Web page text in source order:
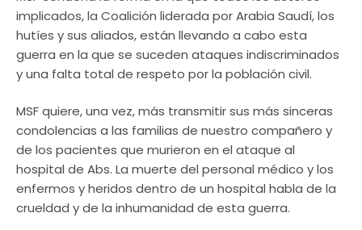
implicados, la Coalición liderada por Arabia Saudí, los
hutíes y sus aliados, están llevando a cabo esta
guerra en la que se suceden ataques indiscriminados
y una falta total de respeto por la población civil.
MSF quiere, una vez, más transmitir sus más sinceras
condolencias a las familias de nuestro compañero y
de los pacientes que murieron en el ataque al
hospital de Abs. La muerte del personal médico y los
enfermos y heridos dentro de un hospital habla de la
crueldad y de la inhumanidad de esta guerra.